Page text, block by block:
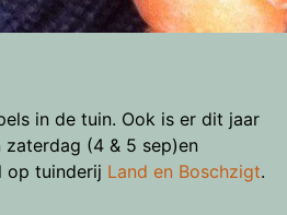
in de tuin. Ook is er dit jaar
(4 & 5 sep)en
op tuinderij Land en Boschzigt.